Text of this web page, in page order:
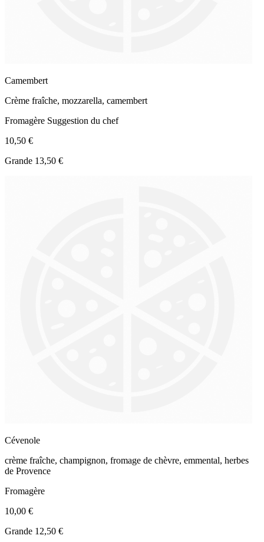
Camembert
Crème fraîche, mozzarella, camembert
Fromagère Suggestion du chef
10,50 €
Grande 13,50 €
Cévenole
crème fraîche, champignon, fromage de chèvre, emmental, herbes
de Provence
Fromagère
10,00 €
Grande 12,50 €